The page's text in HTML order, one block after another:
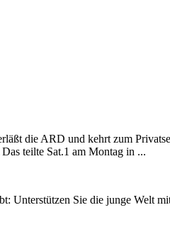
die ARD und kehrt zum
teilte Sat.1 am Montag in ...
Unterstützen Sie die junge Welt